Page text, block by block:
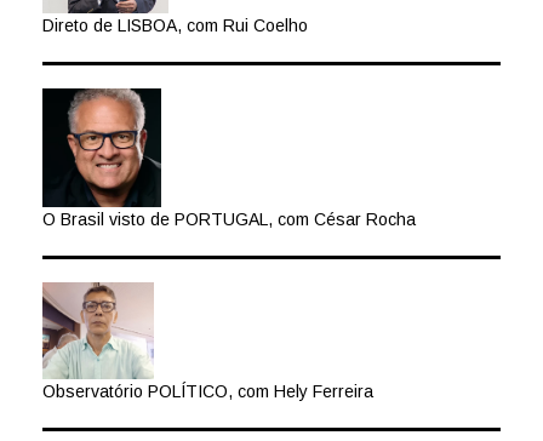
Direto de LISBOA, com Rui Coelho
O Brasil visto de PORTUGAL, com César Rocha
Observatório POLÍTICO, com Hely Ferreira